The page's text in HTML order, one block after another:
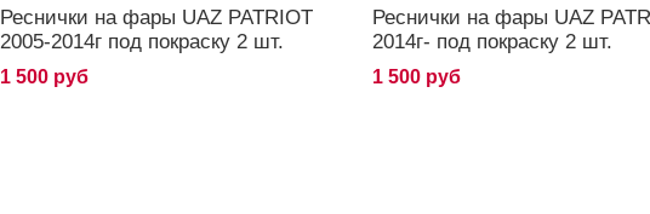
Реснички на фары UAZ PATRIOT
2005-2014г под покраску 2 шт.
1 500 руб
Реснички на фары UAZ
2014г- под покраску 2 шт.
1 500 руб